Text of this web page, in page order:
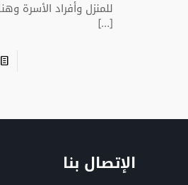
للمنزل وأفراد الأسرة
[…]
الإتصال بنا